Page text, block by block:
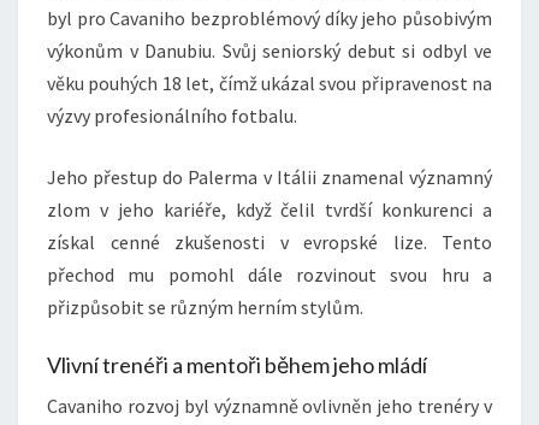
byl pro Cavaniho bezproblémový díky jeho působivým
výkonům v Danubiu. Svůj seniorský debut si odbyl ve
věku pouhých 18 let, čímž ukázal svou připravenost na
výzvy profesionálního fotbalu.
Jeho přestup do Palerma v Itálii znamenal významný
zlom v jeho kariéře, když čelil tvrdší konkurenci a
získal cenné zkušenosti v evropské lize. Tento
přechod mu pomohl dále rozvinout svou hru a
přizpůsobit se různým herním stylům.
Vlivní trenéři a mentoři během jeho mládí
Cavaniho rozvoj byl významně ovlivněn jeho trenéry v